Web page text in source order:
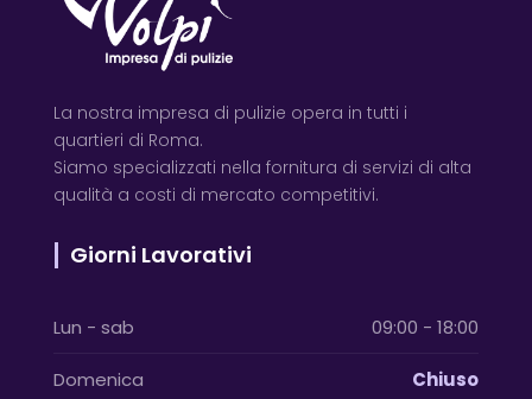
La nostra impresa di pulizie opera in tutti i
quartieri di Roma.
Siamo specializzati nella fornitura di servizi di alta
qualità a costi di mercato competitivi.
Giorni Lavorativi
Lun - sab 09:00 - 18:00
Domenica Chiuso